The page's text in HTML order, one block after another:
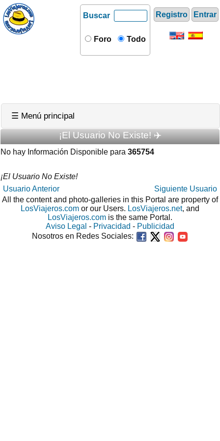
Registro Entrar
Buscar
Foro Todo
☰ Menú principal
¡El Usuario No Existe! ✈️
No hay Información Disponible para 365754
¡El Usuario No Existe!
Usuario Anterior
Siguiente Usuario
All the content and photo-galleries in this Portal are property of
LosViajeros.com or our Users. LosViajeros.net, and
LosViajeros.com is the same Portal.
Aviso Legal - Privacidad - Publicidad
Nosotros en Redes Sociales: